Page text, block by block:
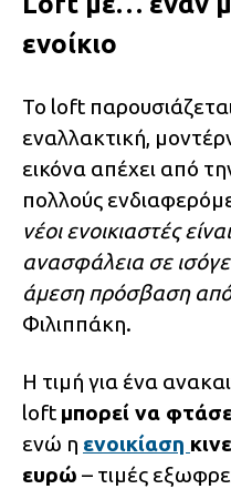
ενοίκιο
Το loft
εναλλακτική,
εικόνα απέχει από
πολλούς
νέοι ενοικιαστές
ανασφάλεια σε
άμεση πρόσβαση
Φιλιππάκη.
Η τιμή για ένα
loft μπορεί να
ενώ η ενοικίαση
ευρώ – τιμές